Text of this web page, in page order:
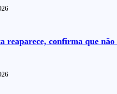
reaparece, confirma que